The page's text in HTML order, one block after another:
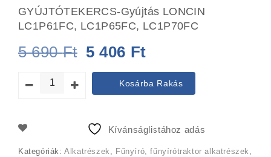
GYÚJTÓTEKERCS-Gyújtás LONCIN
LC1P61FC, LC1P65FC, LC1P70FC
5 690Ft Original
price
was:
5
5 406 Ft
price
is:
Kosárba Rakás
Kívánságlistához adás
Kategóriák:Alkatrészek Fűnyíró, fűnyírótraktor alkatrészek